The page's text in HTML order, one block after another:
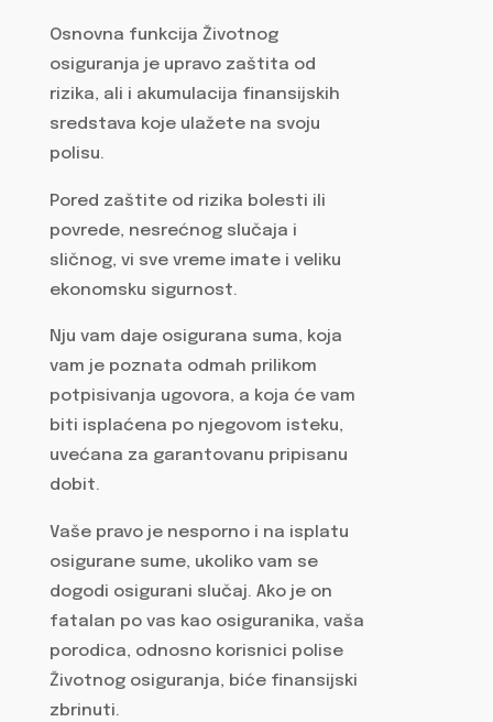
Osnovna funkcija Životnog
osiguranja je upravo zaštita od
rizika, ali i akumulacija finansijskih
sredstava koje ulažete na svoju
polisu.
Pored zaštite od rizika bolesti ili
povrede, nesrećnog slučaja i
sličnog, vi sve vreme imate i veliku
ekonomsku sigurnost.
Nju vam daje osigurana suma, koja
vam je poznata odmah prilikom
potpisivanja ugovora, a koja će vam
biti isplaćena po njegovom isteku,
uvećana za garantovanu pripisanu
dobit.
Vaše pravo je nesporno i na isplatu
osigurane sume, ukoliko vam se
dogodi osigurani slučaj. Ako je on
fatalan po vas kao osiguranika, vaša
porodica, odnosno korisnici polise
Životnog osiguranja, biće finansijski
zbrinuti.